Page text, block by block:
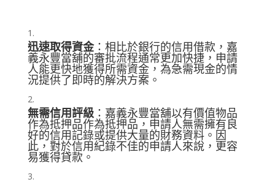
迅速取得資金：相比於銀行的信用借款，嘉
義永豐當舖的審批流程通常更加快捷，申請
人能更快地獲得所需資金，為急需現金的情
況提供了即時的解決方案。
無需信用評級：嘉義永豐當舖以有價值物品
作為抵押品作為抵押品，申請人無需擁有良
好的信用記錄或提供大量的財務資料。因
此，對於信用紀錄不佳的申請人來說，更容
易獲得貸款。